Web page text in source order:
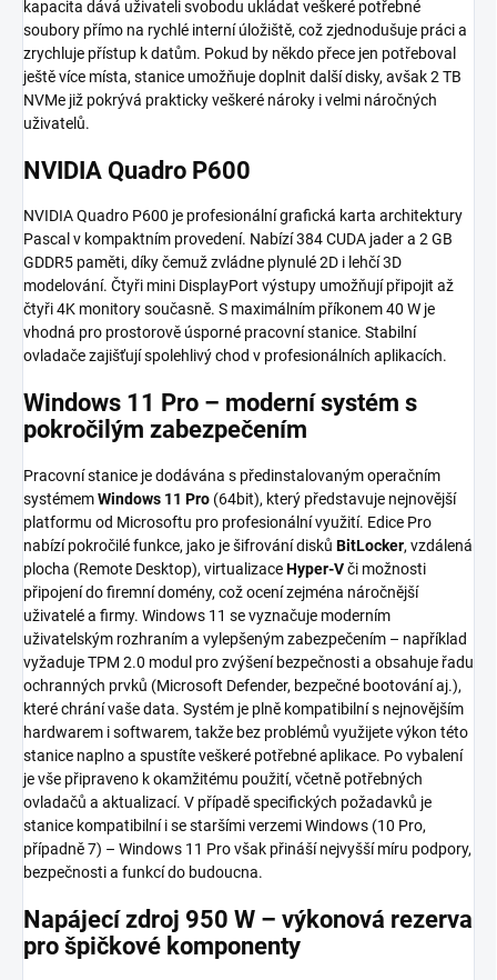
kapacita dává uživateli svobodu ukládat veškeré potřebné
soubory přímo na rychlé interní úložiště, což zjednodušuje práci a
zrychluje přístup k datům. Pokud by někdo přece jen potřeboval
ještě více místa, stanice umožňuje doplnit další disky, avšak 2 TB
NVMe již pokrývá prakticky veškeré nároky i velmi náročných
uživatelů.
NVIDIA Quadro P600
NVIDIA Quadro P600 je profesionální grafická karta architektury
Pascal v kompaktním provedení. Nabízí 384 CUDA jader a 2 GB
GDDR5 paměti, díky čemuž zvládne plynulé 2D i lehčí 3D
modelování. Čtyři mini DisplayPort výstupy umožňují připojit až
čtyři 4K monitory současně. S maximálním příkonem 40 W je
vhodná pro prostorově úsporné pracovní stanice. Stabilní
ovladače zajišťují spolehlivý chod v profesionálních aplikacích.
Windows 11 Pro – moderní systém s
pokročilým zabezpečením
Pracovní stanice je dodávána s předinstalovaným operačním
systémemWindows 11 Pro (64bit), který představuje nejnovější
platformu od Microsoftu pro profesionální využití. Edice Pro
nabízí pokročilé funkce, jako je šifrování disků BitLocker, vzdálená
plocha (Remote Desktop), virtualizaceHyper-Vči možnosti
připojení do firemní domény, což ocení zejména náročnější
uživatelé a firmy. Windows 11 se vyznačuje moderním
uživatelským rozhraním a vylepšeným zabezpečením – například
vyžaduje TPM 2.0 modul pro zvýšení bezpečnosti a obsahuje řadu
ochranných prvků (Microsoft Defender, bezpečné bootování aj.),
které chrání vaše data. Systém je plně kompatibilní s nejnovějším
hardwarem i softwarem, takže bez problémů využijete výkon této
stanice naplno a spustíte veškeré potřebné aplikace. Po vybalení
je vše připraveno k okamžitému použití, včetně potřebných
ovladačů a aktualizací. V případě specifických požadavků je
stanice kompatibilní i se staršími verzemi Windows (10 Pro,
případně 7) – Windows 11 Pro však přináší nejvyšší míru podpory,
bezpečnosti a funkcí do budoucna.
Napájecí zdroj 950 W – výkonová rezerva
pro špičkové komponenty